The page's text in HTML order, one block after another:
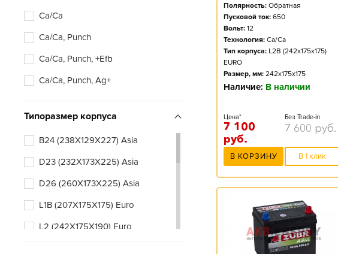
Ca/Ca
Ca/Ca, Punch
Ca/Ca, Punch, +Efb
Ca/Ca, Punch, Ag+
Типоразмер корпуса
B24 (238X129X227) Asia
D23 (232X173X225) Asia
D26 (260X173X225) Asia
L1B (207X175X175) Euro
L2 (242X175X190) Euro
Полярность: Обратная
Пусковой ток: 650
Вольт: 12
Технология: Ca/Ca
Тип корпуса: L2B (242x175x175)
EURO
Размер, мм: 242x175x175
Наличие: В наличии
Цена*
7 100
руб.
Без Trade-in
7 600 руб.
В КОРЗИНУ В 1 клик